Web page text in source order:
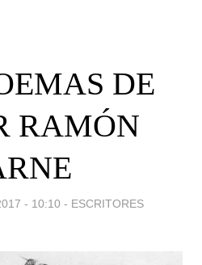
DE
RAMÓN
- 10:10 - ESCRITORES